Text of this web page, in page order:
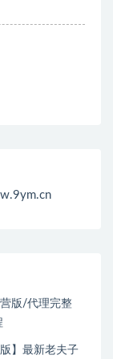
版/代理完整
】最新老夫子